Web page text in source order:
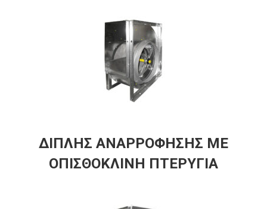
ΔΙΠΛΗΣ ΑΝΑΡΡΟΦΗΣΗΣ ΜΕ
ΟΠΙΣΘΟΚΛΙΝΗ ΠΤΕΡΥΓΙΑ